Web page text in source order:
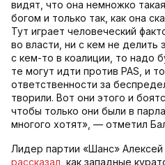
видят, что она немножко
богом и только так, как она
Тут играет человеческий
во власти, ни с кем не делить
с кем-то в коалиции, то надо
те могут идти против PAS, и
ответственности за
творили. Вот они этого и
чтобы только они были в
многого хотят», — отметил
Лидер партии «Шанс»
рассказал , как западные